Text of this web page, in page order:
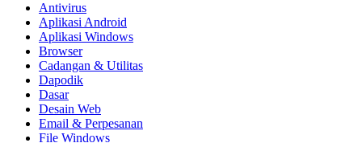
Antivirus
Aplikasi Android
Aplikasi Windows
Browser
Cadangan & Utilitas
Dapodik
Dasar
Desain Web
Email & Perpesanan
File Windows